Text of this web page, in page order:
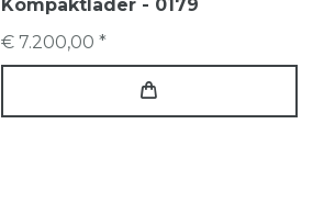
Kompaktlader - 0179
€ 7.200,00 *